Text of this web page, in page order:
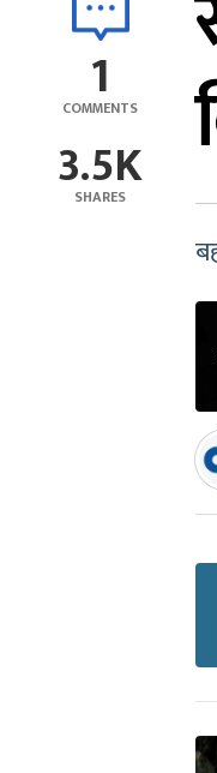
1
COMMENTS
3.5K
SHARES